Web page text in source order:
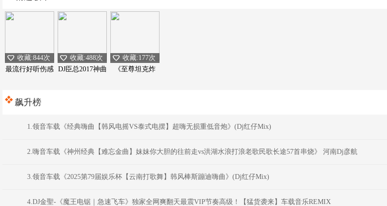
最流行好听伤感
收藏:844次
DJ臣总2017神曲
收藏:488次
《至尊坦克炸
收藏:177次
飙升榜
1.领音车载《经典嗨曲【韩风电摇VS泰式电摆】超嗨无损重低音炮》(Dj红仔Mix)
2.嗨音车载《神州经典【难忘金曲】妹妹你大胆的往前走vs洪湖水浪打浪老歌民歌长途57首串烧》 河南Dj彦航
3.领音车载《2025第79届娱乐杯【云南打歌舞】韩风棒斯蹦迪嗨曲》(Dj红仔Mix)
4.DJ金聖-《魔王电锯｜急速飞车》独家全网爽翻天最震VIP节奏高级！【猛货袭来】车载音乐REMIX